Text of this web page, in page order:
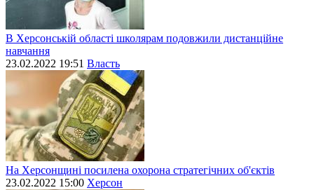
В Херсонській області школярам подовжили дистанційне
навчання
23.02.2022 19:51 Власть
На Херсонщині посилена охорона стратегічних об'єктів
23.02.2022 15:00 Херсон